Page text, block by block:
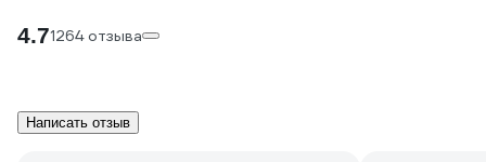
4.71264 отзыва
Написать отзыв